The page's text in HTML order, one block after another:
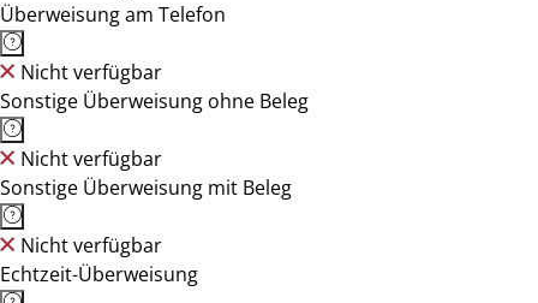
Überweisung am Telefon
Nicht verfügbar
Sonstige Überweisung ohne Beleg
Nicht verfügbar
Sonstige Überweisung mit Beleg
Nicht verfügbar
Echtzeit-Überweisung